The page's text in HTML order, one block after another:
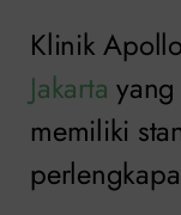
Klinik
Jakarta
memiliki